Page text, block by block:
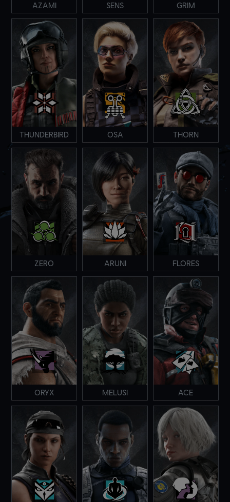
GRIM
SENS
AZAMI
THORN
OSA
THUNDERBIRD
FLORES
ARUNI
ZERO
ACE
MELUSI
ORYX